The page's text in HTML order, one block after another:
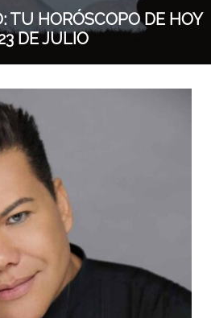
TU HORÓSCOPO DE HOY
DE JULIO